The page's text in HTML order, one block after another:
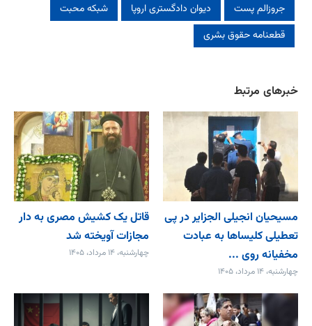
جروزالم ‌پست دیوان دادگستری اروپا
شبکه محبت
قطعنامه‌ حقوق بشری
خبرهای مرتبط
مسیحیان انجیلی الجزایر در پی
تعطیلی کلیساها به عبادت
مخفیانه روی ...
چهارشنبه، ۱۴ مرداد، ۱۴۰۵
قاتل یک کشیش مصری به دار
مجازات آویخته شد
چهارشنبه، ۱۴ مرداد، ۱۴۰۵